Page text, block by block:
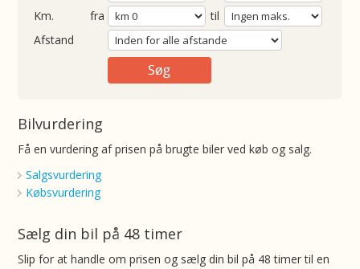
fra
til
Afstand
Bilvurdering
Få en vurdering af prisen på brugte biler ved køb og salg.
Salgsvurdering
Købsvurdering
Sælg din bil på 48 timer
Slip for at handle om prisen og sælg din bil på 48 timer til en